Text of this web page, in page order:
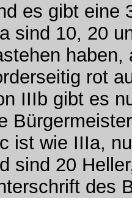
es gibt eine
sind 10, 20
haben,
rot
IIIb gibt es
ist wie IIIa,
sind 20
des